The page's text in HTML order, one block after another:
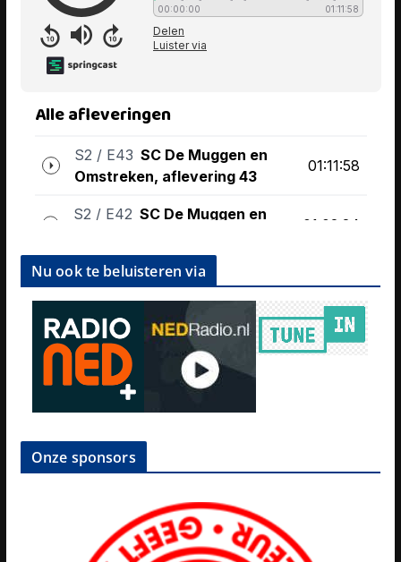
Nu ook te beluisteren via
Onze sponsors